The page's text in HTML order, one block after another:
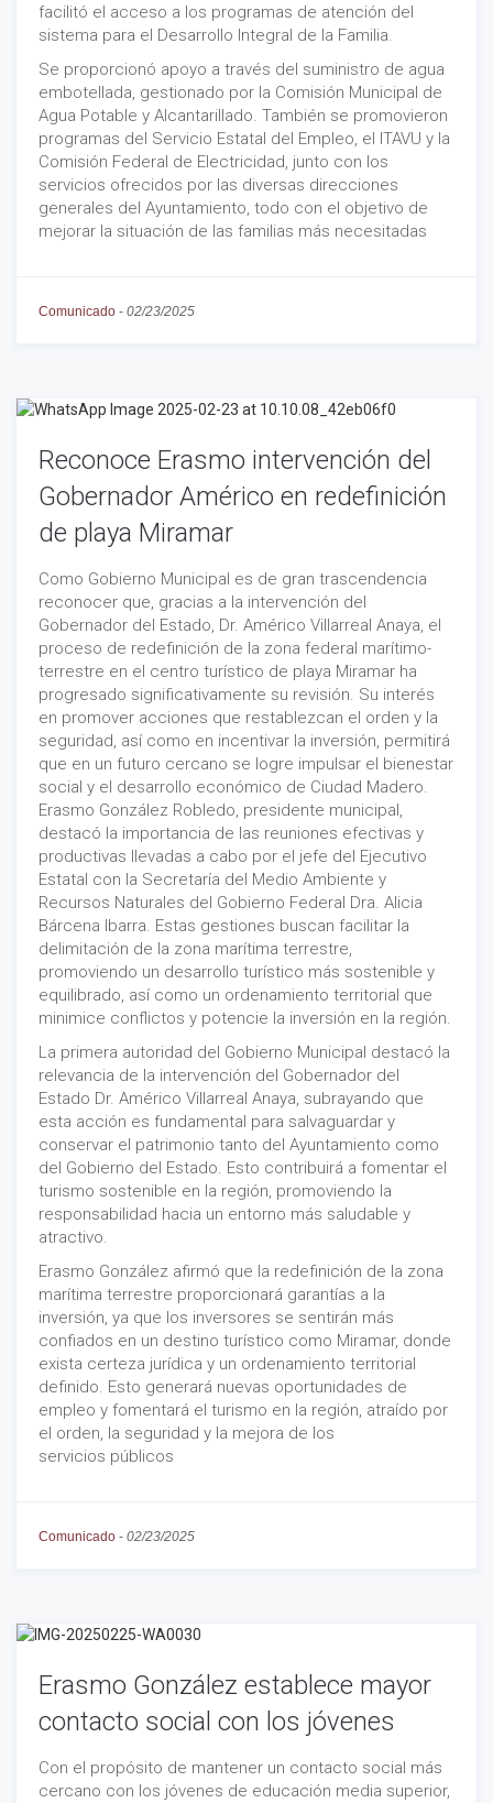
facilitó el acceso a los programas de atención del
sistema para el Desarrollo Integral de la Familia.
Se proporcionó apoyo a través del suministro de agua
embotellada, gestionado por la Comisión Municipal de
Agua Potable y Alcantarillado. También se promovieron
programas del Servicio Estatal del Empleo, el ITAVU y la
Comisión Federal de Electricidad, junto con los
servicios ofrecidos por las diversas direcciones
generales del Ayuntamiento, todo con el objetivo de
mejorar la situación de las familias más necesitadas
Comunicado - 02/23/2025
Reconoce Erasmo intervención del
Gobernador Américo en redefinición
de playa Miramar
Como Gobierno Municipal es de gran trascendencia
reconocer que, gracias a la intervención del
Gobernador del Estado, Dr. Américo Villarreal Anaya, el
proceso de redefinición de la zona federal marítimo-
terrestre en el centro turístico de playa Miramar ha
progresado significativamente su revisión. Su interés
en promover acciones que restablezcan el orden y la
seguridad, así como en incentivar la inversión, permitirá
que en un futuro cercano se logre impulsar el bienestar
social y el desarrollo económico de Ciudad Madero.
Erasmo González Robledo, presidente municipal,
destacó la importancia de las reuniones efectivas y
productivas llevadas a cabo por el jefe del Ejecutivo
Estatal con la Secretaría del Medio Ambiente y
Recursos Naturales del Gobierno Federal Dra. Alicia
Bárcena Ibarra. Estas gestiones buscan facilitar la
delimitación de la zona marítima terrestre,
promoviendo un desarrollo turístico más sostenible y
equilibrado, así como un ordenamiento territorial que
minimice conflictos y potencie la inversión en la región.
La primera autoridad del Gobierno Municipal destacó la
relevancia de la intervención del Gobernador del
Estado Dr. Américo Villarreal Anaya, subrayando que
esta acción es fundamental para salvaguardar y
conservar el patrimonio tanto del Ayuntamiento como
del Gobierno del Estado. Esto contribuirá a fomentar el
turismo sostenible en la región, promoviendo la
responsabilidad hacia un entorno más saludable y
atractivo.
Erasmo González afirmó que la redefinición de la zona
marítima terrestre proporcionará garantías a la
inversión, ya que los inversores se sentirán más
confiados en un destino turístico como Miramar, donde
exista certeza jurídica y un ordenamiento territorial
definido. Esto generará nuevas oportunidades de
empleo y fomentará el turismo en la región, atraído por
el orden, la seguridad y la mejora de los
servicios públicos
Comunicado - 02/23/2025
Erasmo González establece mayor
contacto social con los jóvenes
Con el propósito de mantener un contacto social más
cercano con los jóvenes de educación media superior,